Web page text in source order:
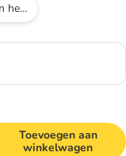
Groot ligbed waar katten heerlijk op kunnen ontspannen.
Toevoegen aan
winkelwagen